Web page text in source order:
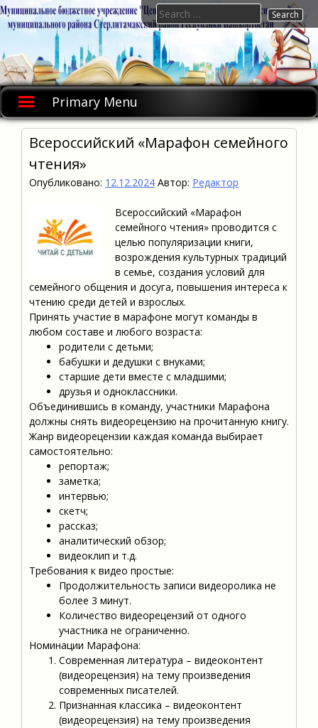
Skip
to
Primary Menu
Search
for:
Всероссийский «Марафон семейного
чтения»
Опубликовано: 12.12.2024 Автор: Редактор
Всероссийский «Марафон
семейного чтения» проводится с
целью популяризации книги,
возрождения культурных традиций
в семье, создания условий для
семейного общения и досуга, повышения интереса к
чтению среди детей и взрослых.
Принять участие в марафоне могут команды в
любом составе и любого возраста:
родители с детьми;
бабушки и дедушки с внуками;
старшие дети вместе с младшими;
друзья и одноклассники.
Объединившись в команду, участники Марафона
должны снять видеорецензию на прочитанную книгу.
Жанр видеорецензии каждая команда выбирает
самостоятельно:
репортаж;
заметка;
интервью;
скетч;
рассказ;
аналитический обзор;
видеоклип и т.д.
Требования к видео простые:
Продолжительность записи видеоролика не
более 3 минут.
Количество видеорецензий от одного
участника не ограниченно.
Номинации Марафона:
Современная литература – видеоконтент
(видеорецензия) на тему произведения
современных писателей.
Признанная классика – видеоконтент
(видеорецензия) на тему произведения